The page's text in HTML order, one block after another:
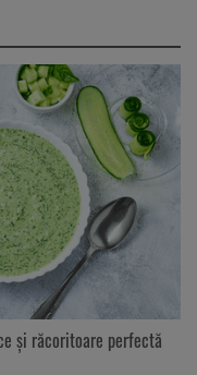
și răcoritoare perfectă